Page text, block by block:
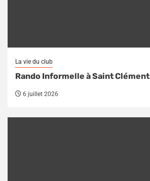
La vie du club
Rando Informelle à Saint Clément
6 juillet 2026